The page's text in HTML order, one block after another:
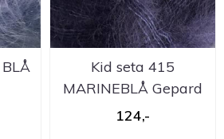
Kid seta 415
MARINEBLÅ Gepard
124,-